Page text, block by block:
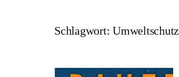
Schlagwort:Umweltschutz